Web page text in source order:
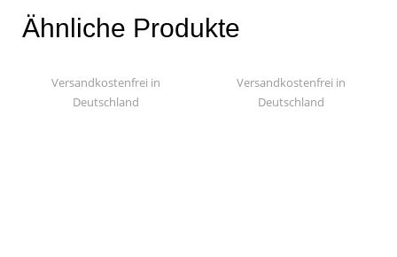
Ähnliche Produkte
Versandkostenfrei in
Deutschland
Versandkostenfrei in
Deutschland